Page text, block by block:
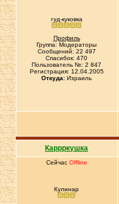
гуд-куковка
Профиль
Группа: Модераторы
Сообщений: 22 497
Спасибок: 470
Пользователь №: 2 847
Регистрация: 12.04.2005
Откуда: Израиль
Каррркушка
Сейчас Offline
Кулинар